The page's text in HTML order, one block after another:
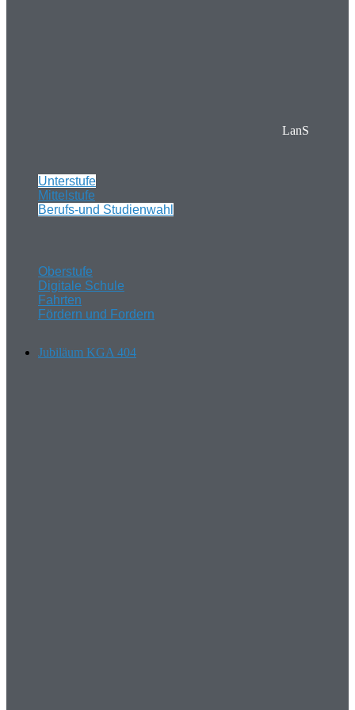
LanS
Unterstufe
Mittelstufe
Berufs-und Studienwahl
Oberstufe
Digitale Schule
Fahrten
Fördern und Fordern
Jubiläum KGA 404